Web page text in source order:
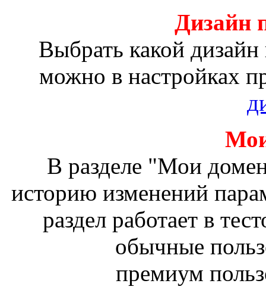
Дизайн
Выбрать какой
можно в настройках
В разделе "Мои
историю изменений
раздел работает в
обычные
премиум